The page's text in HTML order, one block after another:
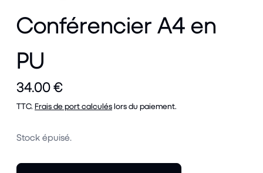
Conférencier A4 en
PU
34.00 €
TTC. Frais de port calculéslors du paiement.
Stock épuisé.